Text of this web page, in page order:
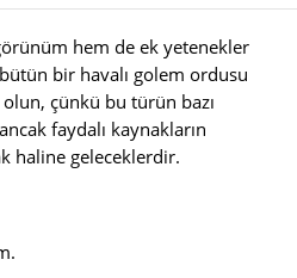
hem de ek yetenekler
bütün bir havalı golem ordusu
çünkü bu türün bazı
faydalı kaynakların
haline geleceklerdir.